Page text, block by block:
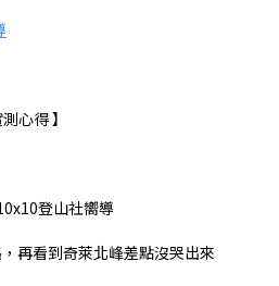
心得 】
登山社嚮導
再看到奇萊北峰差點沒哭出來